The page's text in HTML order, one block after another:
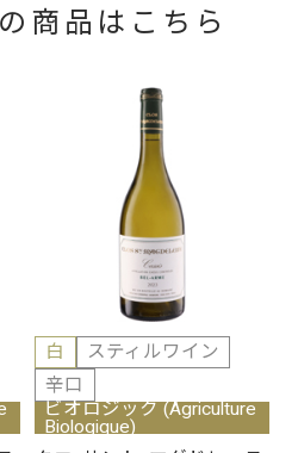
商品はこちら
白
スティルワイン
辛口
ビオロジック (Agriculture
Biologique)